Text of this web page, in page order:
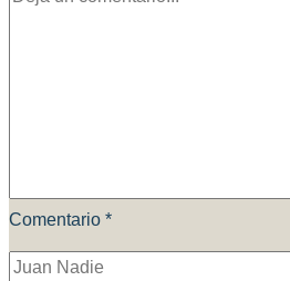
Comentario *